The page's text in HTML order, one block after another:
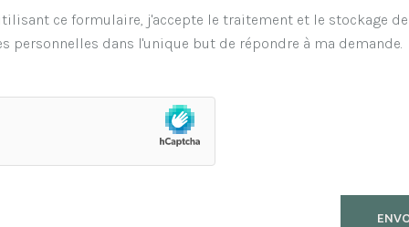
ce formulaire, j'accepte le traitement et le stockage
personnelles dans l'unique but de répondre à ma demande.